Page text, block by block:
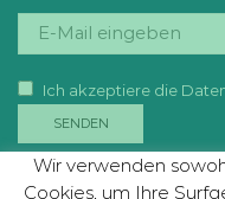
Ich akzeptiere die
Wir verwenden
Cookies, um Ihre